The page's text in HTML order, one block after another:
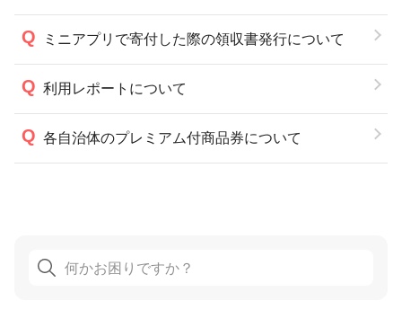
ミニアプリで寄付した際の領収書発行について
利用レポートについて
各自治体のプレミアム付商品券について